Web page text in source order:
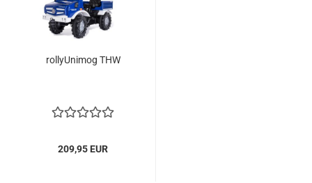
rollyUnimog THW
209,95 EUR